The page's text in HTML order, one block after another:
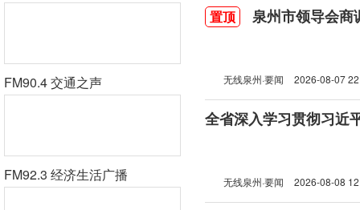
FM90.4 交通之声
FM92.3 经济生活广播
置顶 泉州市领导会商
无线泉州·要闻 2026-08-07
无线泉州·要闻 2026-08-08